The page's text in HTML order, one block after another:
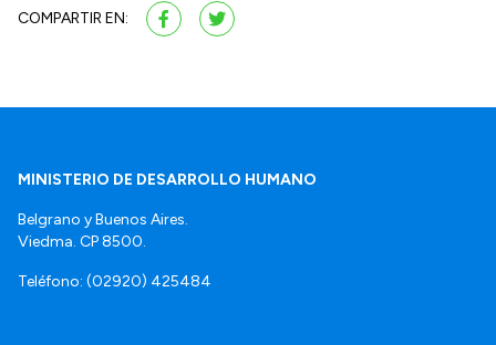
COMPARTIR EN:
MINISTERIO DE DESARROLLO HUMANO
Belgrano y Buenos Aires.
Viedma. CP 8500.
Teléfono: (02920) 425484